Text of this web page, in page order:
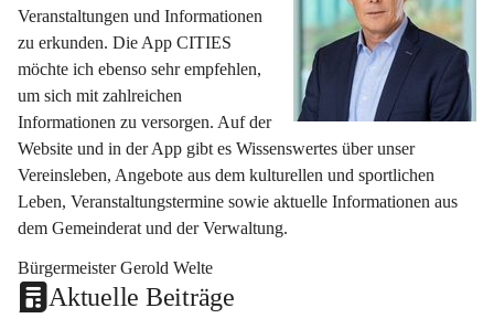
Veranstaltungen und Informationen
zu erkunden. Die App CITIES
möchte ich ebenso sehr empfehlen,
um sich mit zahlreichen
Informationen zu versorgen. Auf der
Website und in der App gibt es Wissenswertes über unser
Vereinsleben, Angebote aus dem kulturellen und sportlichen
Leben, Veranstaltungstermine sowie aktuelle Informationen aus
dem Gemeinderat und der Verwaltung.
Bürgermeister Gerold Welte
Aktuelle Beiträge